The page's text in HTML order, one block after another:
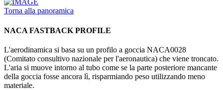
Torna alla panoramica
NACA FASTBACK PROFILE
L'aerodinamica si basa su un profilo a goccia NACA0028
(Comitato consultivo nazionale per l'aeronautica) che viene troncato.
L'aria si muove intorno al tubo come se la parte posteriore mancante
della goccia fosse ancora lì, risparmiando peso utilizzando meno
materiale.